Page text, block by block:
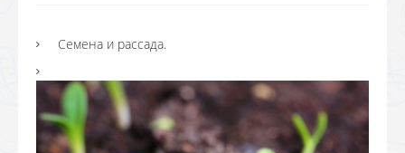
Семена и рассада.